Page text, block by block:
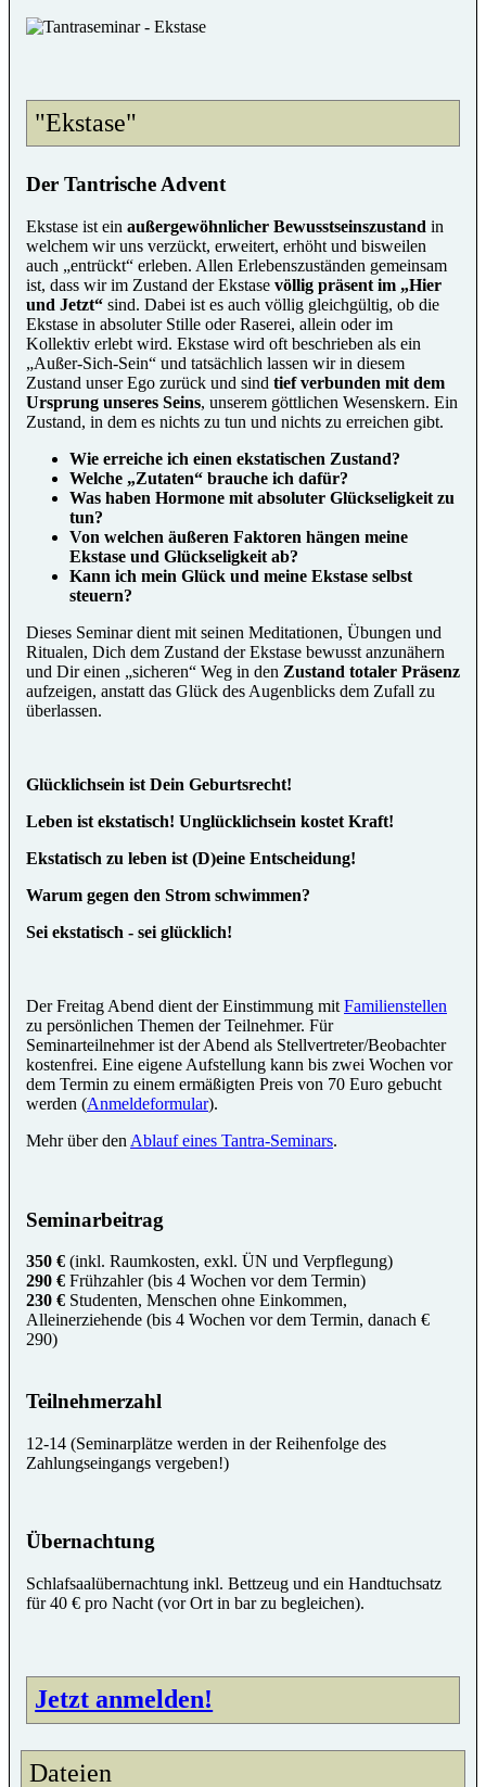
"Ekstase"
Der Tantrische Advent
Ekstase ist ein außergewöhnlicher Bewusstseinszustand in
welchem wir uns verzückt, erweitert, erhöht und bisweilen
auch „entrückt“ erleben. Allen Erlebenszuständen gemeinsam
ist, dass wir im Zustand der Ekstase völlig präsent im „Hier
und Jetzt“ sind. Dabei ist es auch völlig gleichgültig, ob die
Ekstase in absoluter Stille oder Raserei, allein oder im
Kollektiv erlebt wird. Ekstase wird oft beschrieben als ein
„Außer-Sich-Sein“ und tatsächlich lassen wir in diesem
Zustand unser Ego zurück und sind tief verbunden mit dem
Ursprung unseres Seins, unserem göttlichen Wesenskern. Ein
Zustand, in dem es nichts zu tun und nichts zu erreichen gibt.
Wie erreiche ich einen ekstatischen Zustand?
Welche „Zutaten“ brauche ich dafür?
Was haben Hormone mit absoluter Glückseligkeit zu
tun?
Von welchen äußeren Faktoren hängen meine
Ekstase und Glückseligkeit ab?
Kann ich mein Glück und meine Ekstase selbst
steuern?
Dieses Seminar dient mit seinen Meditationen, Übungen und
Ritualen, Dich dem Zustand der Ekstase bewusst anzunähern
und Dir einen „sicheren“ Weg in den Zustand totaler Präsenz
aufzeigen, anstatt das Glück des Augenblicks dem Zufall zu
überlassen.
Glücklichsein ist Dein Geburtsrecht!
Leben ist ekstatisch! Unglücklichsein kostet Kraft!
Ekstatisch zu leben ist (D)eine Entscheidung!
Warum gegen den Strom schwimmen?
Sei ekstatisch - sei glücklich!
Der Freitag Abend dient der Einstimmung mit Familienstellen
zu persönlichen Themen der Teilnehmer. Für
Seminarteilnehmer ist der Abend als Stellvertreter/Beobachter
kostenfrei. Eine eigene Aufstellung kann bis zwei Wochen vor
dem Termin zu einem ermäßigten Preis von 70 Euro gebucht
werden (Anmeldeformular).
Mehr über den Ablauf eines Tantra-Seminars.
Seminarbeitrag
350 € (inkl. Raumkosten, exkl. ÜN und Verpflegung)
290 € Frühzahler (bis 4 Wochen vor dem Termin)
230 € Studenten, Menschen ohne Einkommen,
Alleinerziehende (bis 4 Wochen vor dem Termin, danach €
290)
Teilnehmerzahl
12-14 (Seminarplätze werden in der Reihenfolge des
Zahlungseingangs vergeben!)
Übernachtung
Schlafsaalübernachtung inkl. Bettzeug und ein Handtuchsatz
für 40 € pro Nacht (vor Ort in bar zu begleichen).
Jetzt anmelden!
Dateien